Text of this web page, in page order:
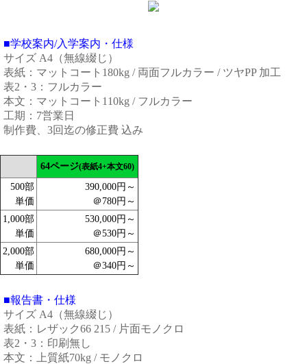
■学校案内/入学案内・仕様
サイズ A4（無線綴じ）
表紙：マットコート180kg / 両面フルカラー / ツヤPP 加工
表2・3：フルカラー
本文：マットコート110kg / フルカラー
工期：7営業日
制作費、3回迄の修正費 込み
64ページ(表紙4+本文60)
500部
単価
390,000円～
＠780円～
1,000部
単価
530,000円～
＠530円～
2,000部
単価
680,000円～
＠340円～
■報告書・仕様
サイズ A4（無線綴じ）
表紙：レザック66 215 / 片面モノクロ
表2・3：印刷無し
本文：上質紙70kg / モノクロ